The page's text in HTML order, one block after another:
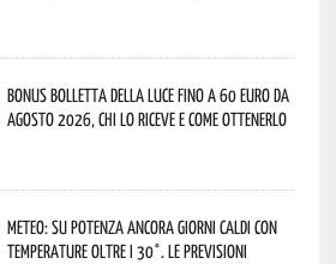
Bonus bolletta della luce fino a 60 euro da
agosto 2026, chi lo riceve e come ottenerlo
Meteo: su Potenza ancora giorni caldi con
temperature oltre i 30°. Le previsioni